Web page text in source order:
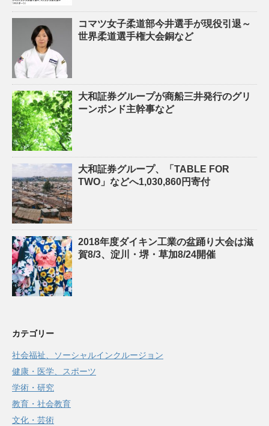
コマツ女子柔道部今井選手が現役引退～
世界柔道選手権大会銅など
大和証券グループが商船三井発行のグリ
ーンボンド主幹事など
大和証券グループ、「TABLE FOR
TWO」などへ1,030,860円寄付
2018年度ダイキン工業の盆踊り大会は滋
賀8/3、淀川・堺・草加8/24開催
カテゴリー
社会福祉、ソーシャルインクルージョン
健康・医学、スポーツ
学術・研究
教育・社会教育
文化・芸術